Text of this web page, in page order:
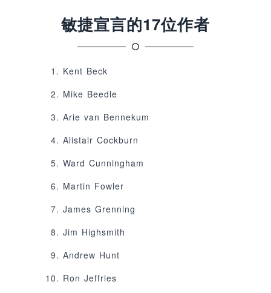
敏捷宣言的17位作者
Kent Beck
Mike Beedle
Arie van Bennekum
Alistair Cockburn
Ward Cunningham
Martin Fowler
James Grenning
Jim Highsmith
Andrew Hunt
Ron Jeffries